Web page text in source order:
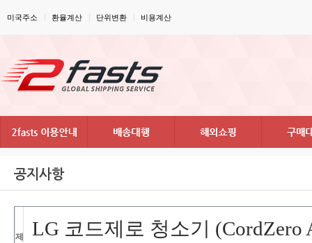
미국주소 환율계산 단위변환 비용계산
공지사항
제
LG코드제로청소기